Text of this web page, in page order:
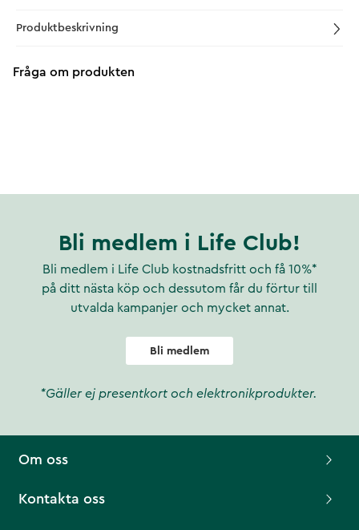
Produktbeskrivning
Fråga om produkten
Bli medlem i Life Club!
Bli medlem i Life Club kostnadsfritt och få 10%*
på ditt nästa köp och dessutom får du förtur till
utvalda kampanjer och mycket annat.
Bli medlem
*Gäller ej presentkort och elektronikprodukter.
Om oss
Kontakta oss